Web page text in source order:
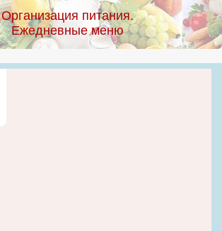
Организация питания.
Ежедневные меню